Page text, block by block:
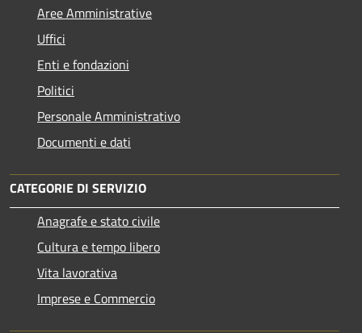
Aree Amministrative
Uffici
Enti e fondazioni
Politici
Personale Amministrativo
Documenti e dati
CATEGORIE DI SERVIZIO
Anagrafe e stato civile
Cultura e tempo libero
Vita lavorativa
Imprese e Commercio